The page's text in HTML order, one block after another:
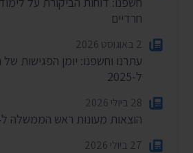
חרדיים
2 באוגוסט 2026
עתרנו וחשפנו: יומן הפגישות
ל-2025
28 ביולי 2026
הוצאות מעונות ראש הממשלה ל-2025-
27 ביולי 2026